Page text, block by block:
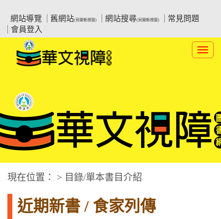
要
網站導覽
舊網站(另開新視窗) 網站搜尋(另開新視窗)
常見問題
會員登入
:::中央區塊
華文視障電子圖書網
現在位置： > 目錄/單本書目介紹
近期新書 / 食家列傳